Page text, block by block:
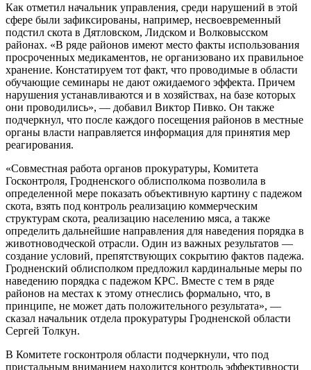
Как отметил начальник управления, среди нарушений в этой
сфере были зафиксированы, например, несвоевременный
подстил скота в Дятловском, Лидском и Волковысском
районах. «В ряде районов имеют место факты использования
просроченных медикаментов, не организовано их правильное
хранение. Констатируем тот факт, что проводимые в области
обучающие семинары не дают ожидаемого эффекта. Причем
нарушения устанавливаются и в хозяйствах, на базе которых
они проводились», — добавил Виктор Пивко. Он также
подчеркнул, что после каждого посещения районов в местные
органы власти направляется информация для принятия мер
реагирования.
«Совместная работа органов прокуратуры, Комитета
Госконтроля, Гродненского облисполкома позволила в
определенной мере показать объективную картину с падежом
скота, взять под контроль реализацию коммерческим
структурам скота, реализацию населению мяса, а также
определить дальнейшие направления для наведения порядка в
животноводческой отрасли. Один из важных результатов —
создание условий, препятствующих сокрытию фактов падежа.
Гродненский облисполком предложил кардинальные меры по
наведению порядка с падежом КРС. Вместе с тем в ряде
районов на местах к этому отнеслись формально, что, в
принципе, не может дать положительного результата», —
сказал начальник отдела прокуратуры Гродненской области
Сергей Толкун.
В Комитете госконтроля области подчеркнули, что под
пристальным вниманием находится контроль эффективности